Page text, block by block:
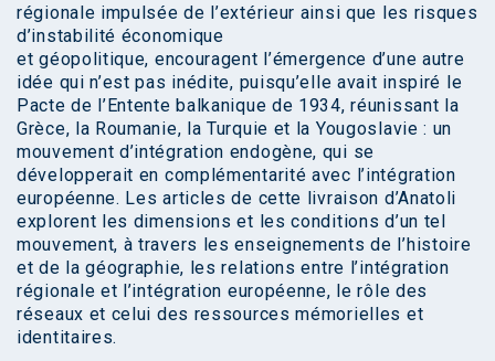
régionale impulsée de l’extérieur ainsi que les risques
d’instabilité économique
et géopolitique, encouragent l’émergence d’une autre
idée qui n’est pas inédite, puisqu’elle avait inspiré le
Pacte de l’Entente balkanique de 1934, réunissant la
Grèce, la Roumanie, la Turquie et la Yougoslavie : un
mouvement d’intégration endogène, qui se
développerait en complémentarité avec l’intégration
européenne. Les articles de cette livraison d’Anatoli
explorent les dimensions et les conditions d’un tel
mouvement, à travers les enseignements de l’histoire
et de la géographie, les relations entre l’intégration
régionale et l’intégration européenne, le rôle des
réseaux et celui des ressources mémorielles et
identitaires.